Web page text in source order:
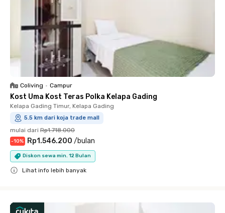
Coliving • Campur
Kost Uma Kost Teras Polka Kelapa Gading
Kelapa Gading Timur, Kelapa Gading
5.5 km dari koja trade mall
mulai dari Rp1.718.000
-10% Rp1.546.200 /bulan
Diskon sewa min. 12 Bulan
Lihat info lebih banyak